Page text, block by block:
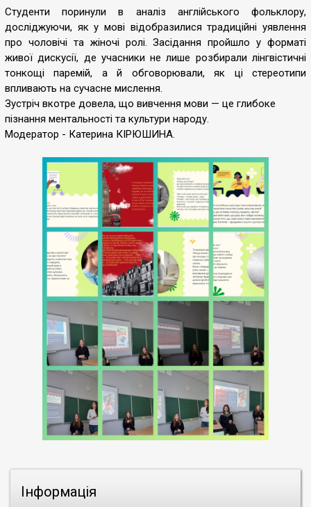
Інформація
Студенти поринули в аналіз англійського фольклору,
досліджуючи, як у мові відобразилися традиційні уявлення
про чоловічі та жіночі ролі. Засідання пройшло у форматі
живої дискусії, де учасники не лише розбирали лінгвістичні
тонкощі паремій, а й обговорювали, як ці стереотипи
впливають на сучасне мислення.
Зустріч вкотре довела, що вивчення мови — це глибоке
пізнання ментальності та культури народу.
Модератор - Катерина КІРЮШИНА.